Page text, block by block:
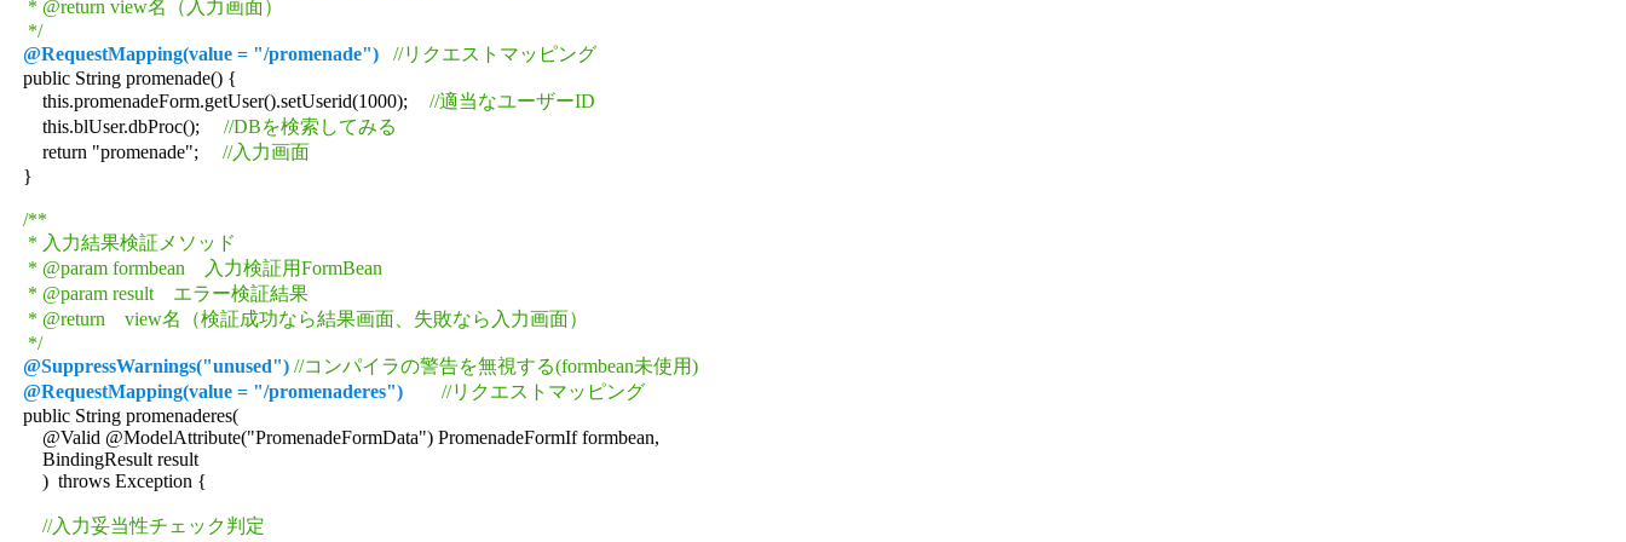
     * @return view名（入力画面）
     */
@RequestMapping(value = "/promenade")
//リクエストマッピング
    public String promenade() {
//適当なユーザーID
        this.blUser.dbProc();
//DBを検索してみる
        return "promenade";
//入力画面
    }
/**
     * 入力結果検証メソッド
     * @param formbean　入力検証用FormBean
     * @param result　エラー検証結果
     * @return　view名（検証成功なら結果画面、失敗なら入力画面）
     */
@SuppressWarnings("unused") //コンパイラの警告を無視する(formbean未使用)
@RequestMapping(value = "/promenaderes")
//リクエストマッピング
    public String promenaderes(
        @Valid @ModelAttribute("PromenadeFormData") PromenadeFormIf formbean,
        BindingResult result
        )  throws Exception {
//入力妥当性チェック判定